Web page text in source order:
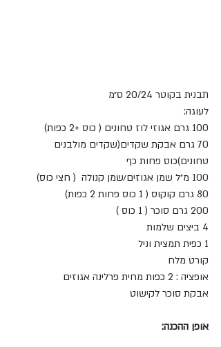
תבנית בקוטר 20/24 ס״מ
לעוגה:
100 גרם אגוזי לוז טחונים ( כוס +2 כפות)
70 גרם אבקת שקדים(שקדים מולבנים
טחונים)כוס פחות כף
100 מ״ל שמן אגוזים/שמן קנולה  ( חצי כוס)
80 גרם קוקוס ( 1 כוס פחות 2 כפות)
200 גרם סוכר ( 1 כוס )
4 ביצים שלמות
1 כפית תמצית וניל
קורט מלח
אופציה : 2 כפות מחית פרלינה אגוזים
אבקת סוכר לקישוט
אופן ההכנה: